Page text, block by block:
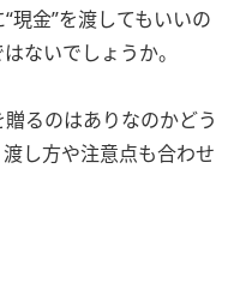
現金”を渡してもいいの
ないでしょうか。
るのはありなのかどう
し方や注意点も合わせ